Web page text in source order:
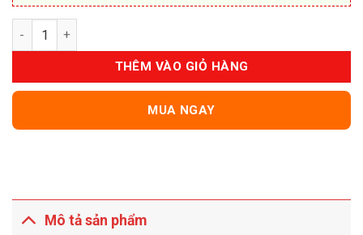
Bột Thông Cống Yuhao Siêu Mạnh số lượng
THÊM VÀO GIỎ HÀNG
MUA NGAY
Mô tả sản phẩm